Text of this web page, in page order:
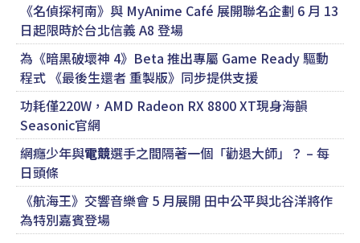
《名偵探柯南》與 MyAnime Café 展開聯名企劃 6 月 13
日起限時於台北信義 A8 登場
為《暗黑破壞神 4》Beta 推出專屬 Game Ready 驅動
程式 《最後生還者 重製版》同步提供支援
功耗僅220W，AMD Radeon RX 8800 XT現身海韻
Seasonic官網
網癮少年與電競選手之間隔著一個「勸退大師」？ – 每
日頭條
《航海王》交響音樂會 5 月展開 田中公平與北谷洋將作
為特別嘉賓登場